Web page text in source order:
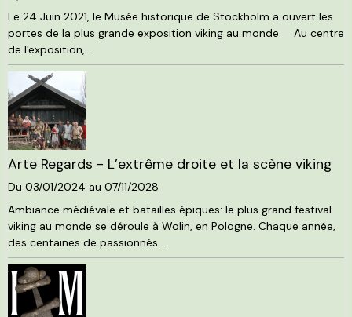
Le 24 Juin 2021, le Musée historique de Stockholm a ouvert les
portes de la plus grande exposition viking au monde. Au centre
de l'exposition, ...
Arte Regards - L’extrême droite et la scène viking
Du 03/01/2024 au 07/11/2028
Ambiance médiévale et batailles épiques: le plus grand festival
viking au monde se déroule à Wolin, en Pologne. Chaque année,
des centaines de passionnés ...